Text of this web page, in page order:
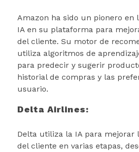
Amazon ha sido un pionero en
IA en su plataforma para
del cliente. Su motor de
utiliza algoritmos de
para predecir y sugerir
historial de compras y las
usuario.
Delta Airlines:
Delta utiliza la IA para mejorar
del cliente en varias etapas,